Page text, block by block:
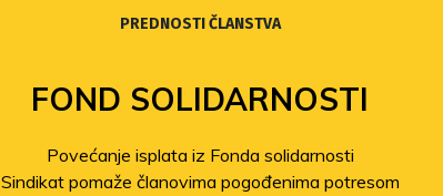
PREDNOSTI ČLANSTVA
FOND SOLIDARNOSTI
Povećanje isplata iz Fonda solidarnosti
Sindikat pomaže članovima pogođenima potresom